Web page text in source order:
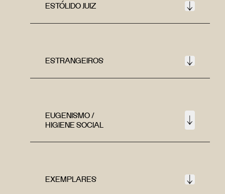
ESTÓLIDO JUIZ
ESTRANGEIROS
EUGENISMO /
HIGIENE SOCIAL
EXEMPLARES